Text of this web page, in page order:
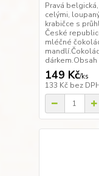
Pravá
celými,
krabičce s
České
mléčné
dárkem.Obsah
149 Kč/ks
133 Kč bez